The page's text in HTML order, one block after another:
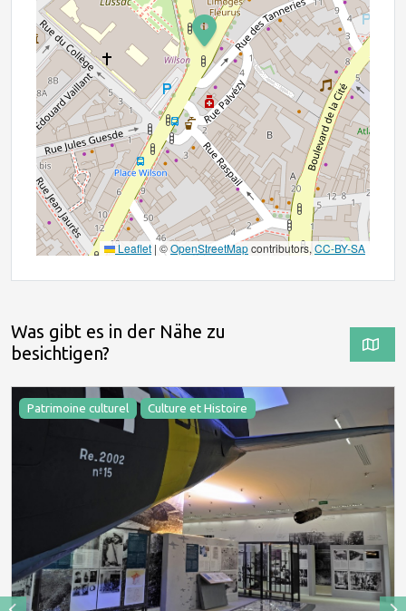
Leaflet | ©OpenStreetMapcontributors, CC-BY-SA
Was gibt es in der Nähe zu
besichtigen?
Patrimoine culturel Culture et Histoire